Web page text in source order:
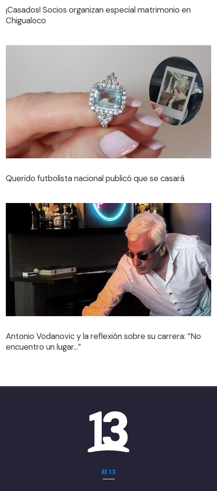
Chigualoco
¡Casados! Socios organizan especial matrimonio en
Chigualoco
Querido futbolista nacional publicó que se casará
Antonio Vodanovic y la reflexión sobre su carrera: “No
encuentro un lugar…”
El 13